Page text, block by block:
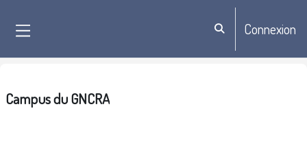
Panneau latéral Activer/désactiver la
Connexion
Campus du GNCRA